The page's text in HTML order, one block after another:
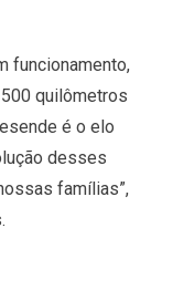
funcionamento,
quilômetros
é o elo
desses
famílias”,